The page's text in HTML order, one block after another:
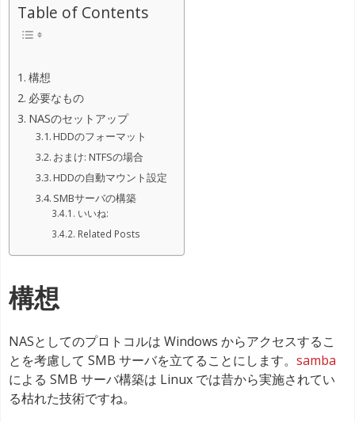
Table of Contents
構想
必要なもの
NASのセットアップ
HDDのフォーマット
おまけ: NTFSの場合
HDDの自動マウント設定
SMBサーバの構築
いいね:
Related Posts
構想
NASとしてのプロトコルは Windows からアクセスするこ
とを考慮して SMB サーバを立てることにします。 samba
による SMB サーバ構築は Linux では昔から実施されてい
る枯れた技術ですね。